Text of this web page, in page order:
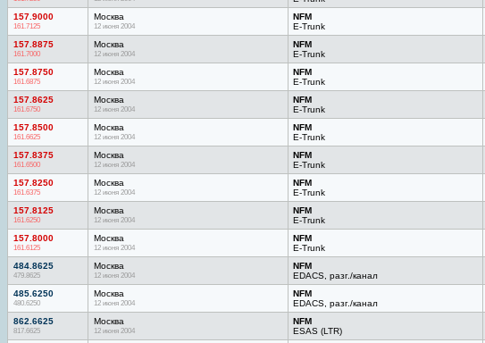
157.9000
161.7125
Москва
12 июня 2004
NFM
E-Trunk
157.8875
161.7000
Москва
12 июня 2004
NFM
E-Trunk
157.8750
161.6875
Москва
12 июня 2004
NFM
E-Trunk
157.8625
161.6750
Москва
12 июня 2004
NFM
E-Trunk
157.8500
161.6625
Москва
12 июня 2004
NFM
E-Trunk
157.8375
161.6500
Москва
12 июня 2004
NFM
E-Trunk
157.8250
161.6375
Москва
12 июня 2004
NFM
E-Trunk
157.8125
161.6250
Москва
12 июня 2004
NFM
E-Trunk
157.8000
161.6125
Москва
12 июня 2004
NFM
E-Trunk
484.8625
479.8625
Москва
12 июня 2004
NFM
EDACS, разг./канал
485.6250
480.6250
Москва
12 июня 2004
NFM
EDACS, разг./канал
862.6625
817.6625
Москва
12 июня 2004
NFM
ESAS (LTR)